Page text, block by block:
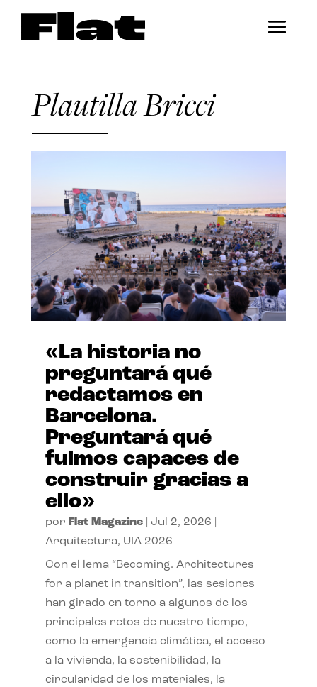
Plautilla Bricci
«La historia no
preguntará qué
redactamos en
Barcelona.
Preguntará qué
fuimos capaces de
construir gracias a
ello»
por Flat Magazine| Jul 2, 2026
Arquitectura, UIA 2026
Con el lema “Becoming. Architectures
for a planet in transition”, las sesiones
han girado en torno a algunos de los
principales retos de nuestro tiempo,
como la emergencia climática, el acceso
a la vivienda, la sostenibilidad, la
circularidad de los materiales, la